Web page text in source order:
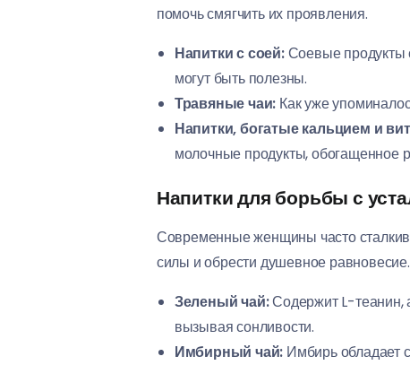
помочь смягчить их проявления.
Напитки с соей:Соевые продукты
могут быть полезны.
Травяные чаи: Как уже
Напитки, богатые кальцием и
молочные продукты, обогащенное
Напитки для борьбы с
Современные женщины часто
силы и обрести душевное равновесие.
Зеленый чай:Содержит L-теанин,
вызывая сонливости.
Имбирный чай: Имбирь обладает